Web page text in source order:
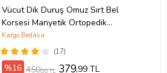
Vücut Dik Duruş Omuz Sırt Bel
Korsesi Manyetik Ortopedik
Kamburluk Önleyici Düzeltici
Posturex Korse(17)
Kargo Bedava
%16 450,00 TL 379,99 TL